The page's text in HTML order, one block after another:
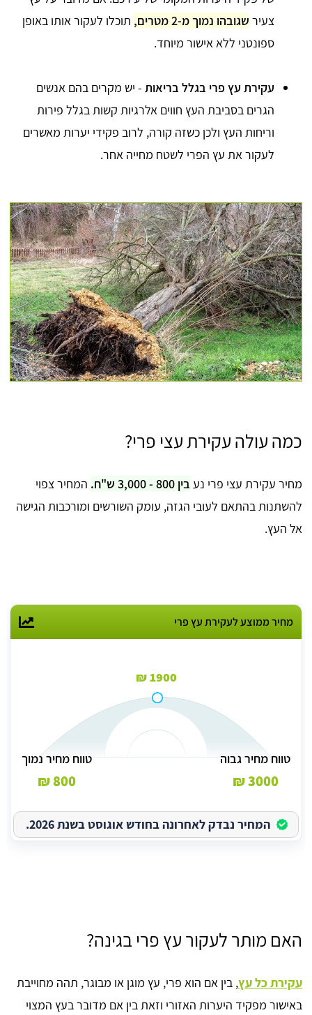
צעיר שגובהו נמוך מ-2 מטרים,
תוכלו לעקור אותו באופן
ספונטני ללא אישור מיוחד.
עקירת עץ פרי בגלל בריאות - יש מקרים בהם אנשים
הגרים בסביבת העץ חווים אלרגיות קשות בגלל פירות
וריחות העץ ולכן כשזה קורה, לרוב פקידי יערות מאשרים
לעקור את עץ הפרי לשטח מחייה אחר.
כמה עולה עקירת עצי פרי?
מחיר עקירת עצי פרי נע בין 800 - 3,000 ש"ח.
המחיר צפוי
להשתנות בהתאם לעובי הגזה, עומק השורשים ומורכבות הגישה
אל העץ.
מחיר ממוצע לעקירת עץ פרי
1900 ₪
טווח מחיר גבוה
3000 ₪
טווח מחיר נמוך
800 ₪
המחיר נבדק לאחרונה בחודש אוגוסט בשנת 2026.
האם מותר לעקור עץ פרי בגינה?
עקירת כל עץ, בין אם הוא פרי, עץ מוגן או מבוגר, תהה מחוייבת
באישור מפקיד היערות האזורי וזאת בין אם מדובר בעץ המצוי